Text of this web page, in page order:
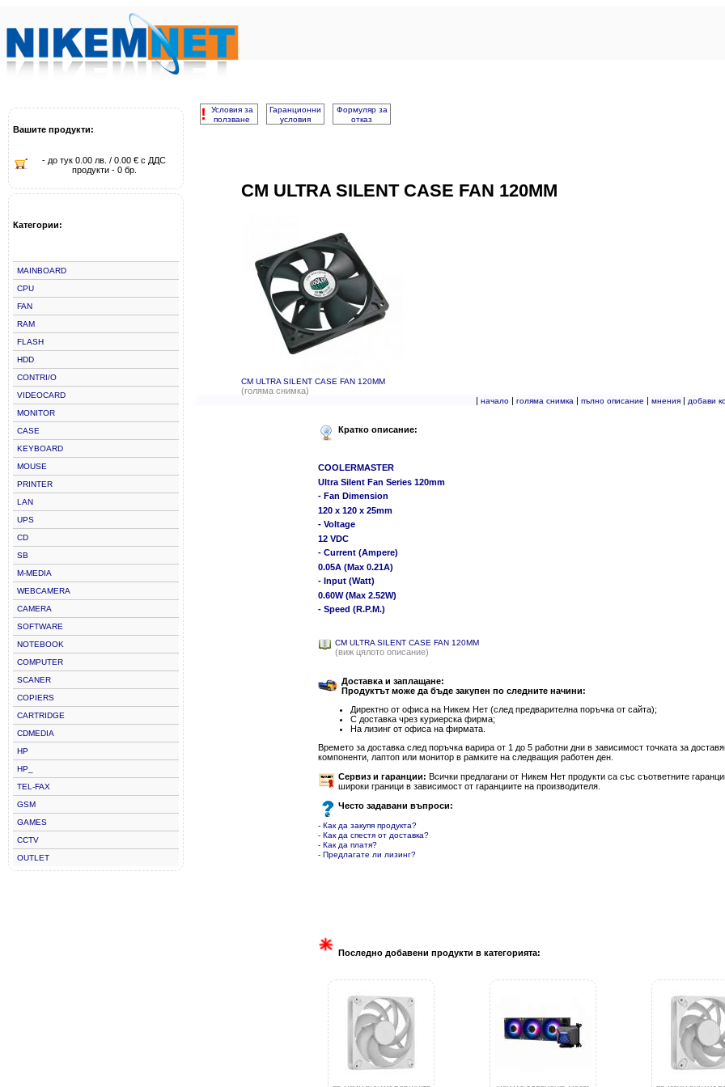
Вашите продукти:
- до тук 0.00 лв. / 0.00 € с ДДС
продукти - 0 бр.
Категории:
MAINBOARD
CPU
FAN
RAM
FLASH
HDD
CONTRI/O
VIDEOCARD
MONITOR
CASE
KEYBOARD
MOUSE
PRINTER
LAN
UPS
CD
SB
M-MEDIA
WEBCAMERA
CAMERA
SOFTWARE
NOTEBOOK
COMPUTER
SCANER
COPIERS
CARTRIDGE
CDMEDIA
HP
HP_
TEL-FAX
GSM
GAMES
CCTV
OUTLET
!
Условия за
ползване
Гаранционни
условия
Формуляр за
отказ
CM ULTRA SILENT CASE FAN 120MM
CM ULTRA SILENT CASE FAN 120MM
(голяма снимка)
| начало| голяма снимка | пълно описание | мнения| добави
Кратко описание:
COOLERMASTER
Ultra Silent Fan Series 120mm
- Fan Dimension
120 x 120 x 25mm
- Voltage
12 VDC
- Current (Ampere)
0.05A (Max 0.21A)
- Input (Watt)
0.60W (Max 2.52W)
- Speed (R.P.M.)
CM ULTRA SILENT CASE FAN 120MM
(виж цялото описание)
Доставка и заплащане:
Продуктът може да бъде закупен по следните начини:
Директно от офиса на Никем Нет (след предварителна поръчка от сайта);
С доставка чрез куриерска фирма;
На лизинг от офиса на фирмата.
Времето за доставка след поръчка варира от 1 до 5 работни дни в зависимост точката за
компоненти, лаптоп или монитор в рамките на следващия работен ден.
Сервиз и гаранции: Всички предлагани от Никем Нет продукти са със съответните
широки граници в зависимост от гаранциите на производителя.
Често задавани въпроси:
- Как да закупя продукта?
- Как да спестя от доставка?
- Как да платя?
- Предлагате ли лизинг?
Последно добавени продукти в категорията: